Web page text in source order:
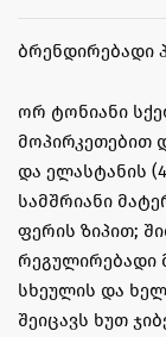
ᲑᲠᲔᲜᲓᲘᲠᲔᲑᲐᲓᲘ
ორ ტონიანი
მოპირკეთებით
და ელასტანის
სამშრიანი
ფერის ზიპით;
რეგულირებადი
სხეულის და
შეიცავს ხუთ